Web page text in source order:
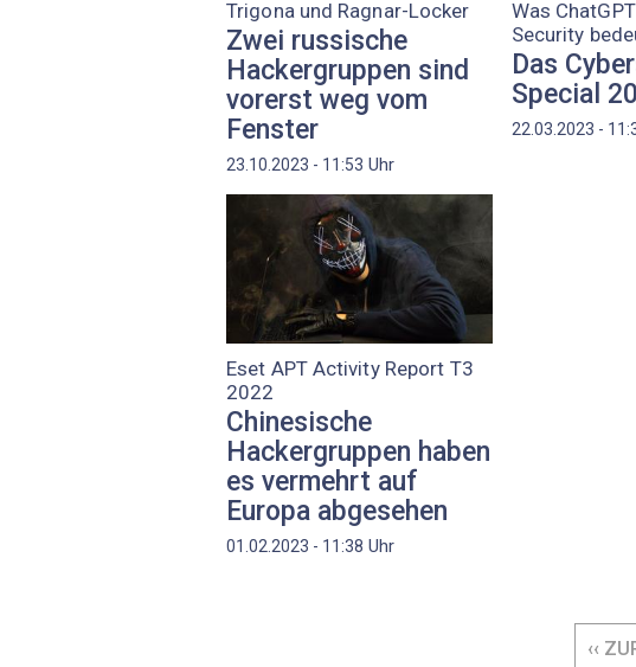
Trigona und Ragnar-Locker
Zwei russische
Hackergruppen sind
vorerst weg vom
Fenster
23.10.2023 - 11:53 Uhr
Was
Security
Das
Special
22.03.2023 -
Eset APT Activity Report T3
2022
Chinesische
Hackergruppen haben
es vermehrt auf
Europa abgesehen
01.02.2023 - 11:38 Uhr
‹‹